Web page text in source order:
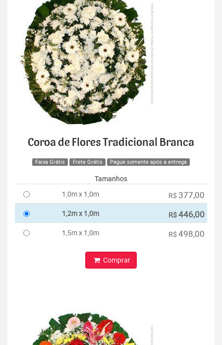
Coroa de Flores Tradicional Branca
Faixa Grátis Frete Grátis Pague somente após a entrega
Tamanhos
1,0m x 1,0m
R$ 377,00
1,2m x 1,0m R$446,00
1,5m x 1,0m R$ 498,00
Comprar